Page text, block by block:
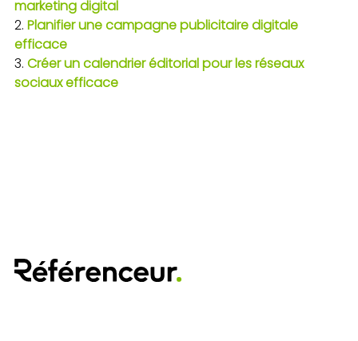
marketing digital
Planifier une campagne publicitaire digitale
efficace
Créer un calendrier éditorial pour les réseaux
sociaux efficace